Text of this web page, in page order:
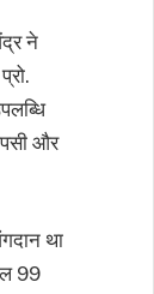
ने
और
था
99